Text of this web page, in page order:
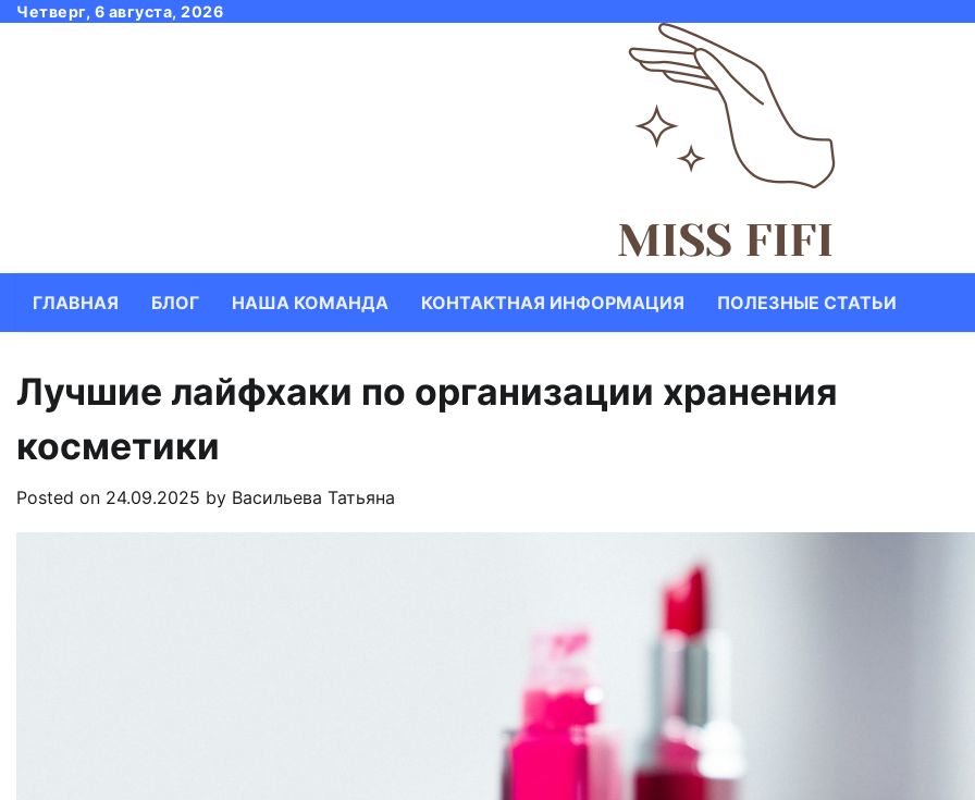
SkipЧетверг, 6 августа, 2026
ГЛАВНАЯ БЛОГ НАША КОМАНДА КОНТАКТНАЯ ИНФОРМАЦИЯ ПОЛЕЗНЫЕ СТАТЬИ
Лучшие лайфхаки по организации хранения
косметики
Posted on 24.09.2025 by Васильева Татьяна